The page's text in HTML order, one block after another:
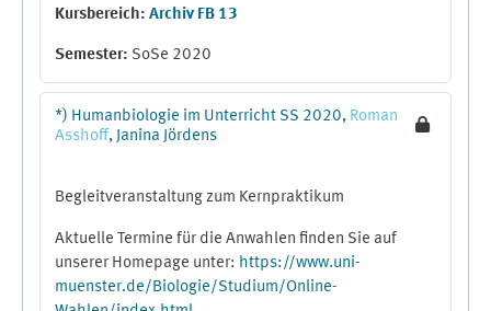
Kursbereich: Archiv FB 13
Semester: SoSe 2020
*) Humanbiologie im Unterricht SS 2020, Roman
Asshoff, Janina Jördens
Begleitveranstaltung zum Kernpraktikum
Aktuelle Termine für die Anwahlen finden Sie auf
unserer Homepage unter: https://www.uni-
muenster.de/Biologie/Studium/Online-